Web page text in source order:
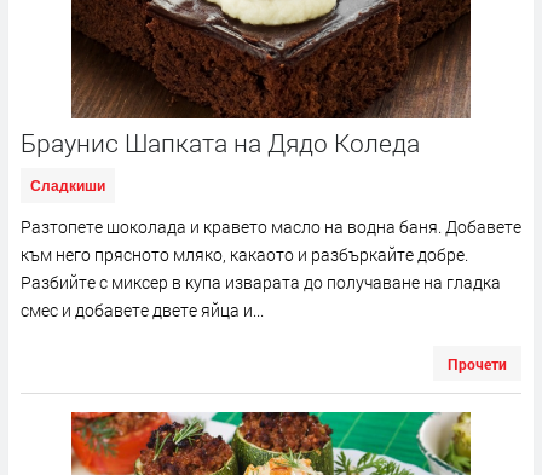
Браунис Шапката на Дядо Коледа
Сладкиши
Разтопете шоколада и кравето масло на водна баня. Добавете
към него прясното мляко, какаото и разбъркайте добре.
Разбийте с миксер в купа изварата до получаване на гладка
смес и добавете двете яйца и...
Прочети